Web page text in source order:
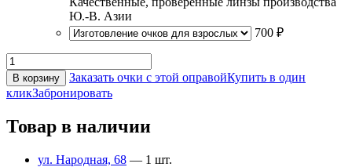
Ю.-В. Азии
700 ₽
В корзину Заказать очки с этой оправойКупить в один
кликЗабронировать
Товар в наличии
ул. Народная, 68 — 1 шт.